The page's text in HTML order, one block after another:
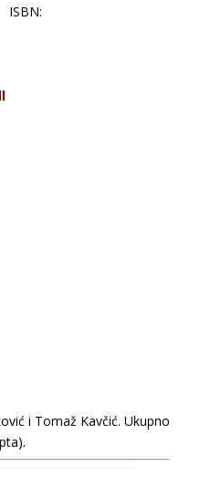
ISBN:
i Tomaž Kavčić. Ukupno